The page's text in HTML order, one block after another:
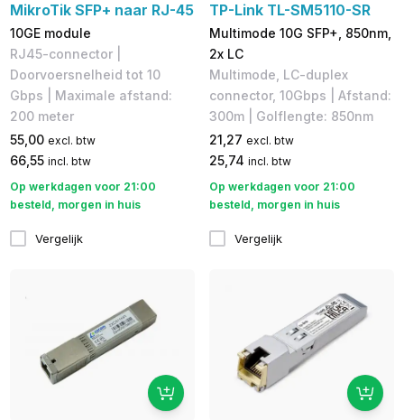
MikroTik SFP+ naar RJ-45
10GE module
RJ45-connector |
Doorvoersnelheid tot 10
Gbps | Maximale afstand:
200 meter
55,00 excl. btw
66,55 incl. btw
Op werkdagen voor 21:00
besteld, morgen in huis
Vergelijk
TP-Link TL-SM5110-SR
Multimode 10G SFP+, 850nm,
2x LC
Multimode, LC-duplex
connector, 10Gbps | Afstand:
300m | Golflengte: 850nm
21,27 excl. btw
25,74 incl. btw
Op werkdagen voor 21:00
besteld, morgen in huis
Vergelijk